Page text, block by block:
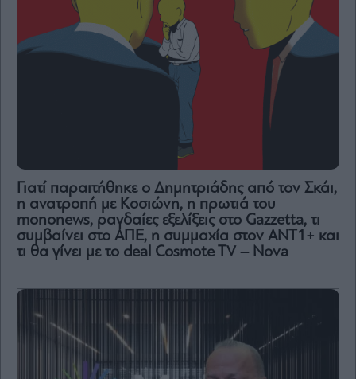
Γιατί παραιτήθηκε ο Δημητριάδης από τον Σκάι,
η ανατροπή με Κοσιώνη, η πρωτιά του
mononews, ραγδαίες εξελίξεις στο Gazzetta, τι
συμβαίνει στο ΑΠΕ, η συμμαχία στον ΑΝΤ1+ και
τι θα γίνει με το deal Cosmote TV – Nova